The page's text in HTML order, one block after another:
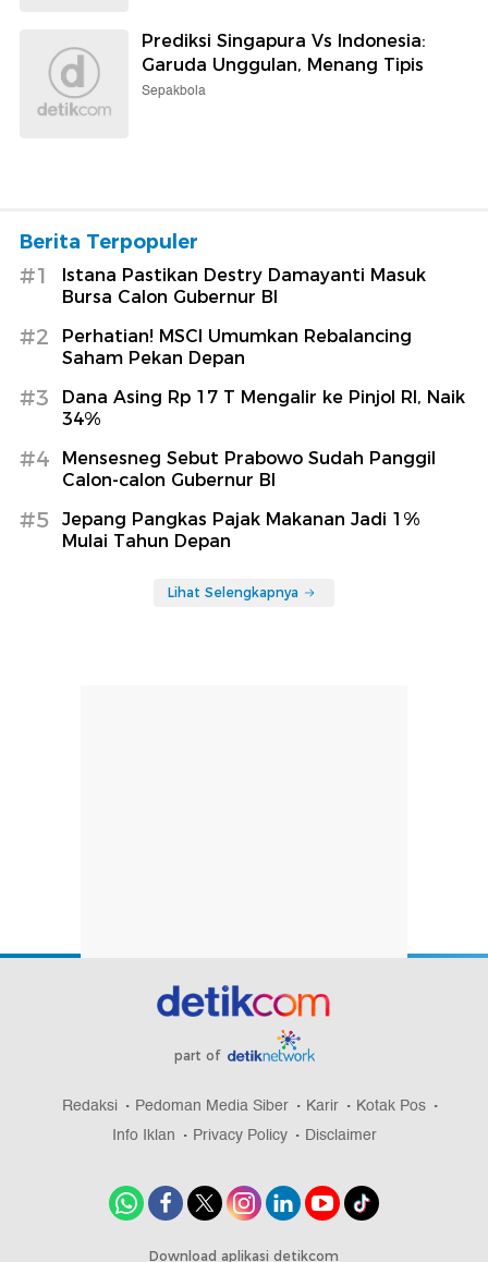
Prediksi Singapura Vs Indonesia:
Garuda Unggulan, Menang Tipis
Sepakbola
Berita Terpopuler
#1
Istana Pastikan Destry Damayanti Masuk
Bursa Calon Gubernur BI
#2
Perhatian! MSCI Umumkan Rebalancing
Saham Pekan Depan
#3
Dana Asing Rp 17 T Mengalir ke Pinjol RI, Naik
34%
#4
Mensesneg Sebut Prabowo Sudah Panggil
Calon-calon Gubernur BI
#5
Jepang Pangkas Pajak Makanan Jadi 1%
Mulai Tahun Depan
Lihat Selengkapnya
part of
Redaksi Pedoman Media Siber Karir
Kotak Pos
Info Iklan
Privacy Policy Disclaimer
Download aplikasi detikcom